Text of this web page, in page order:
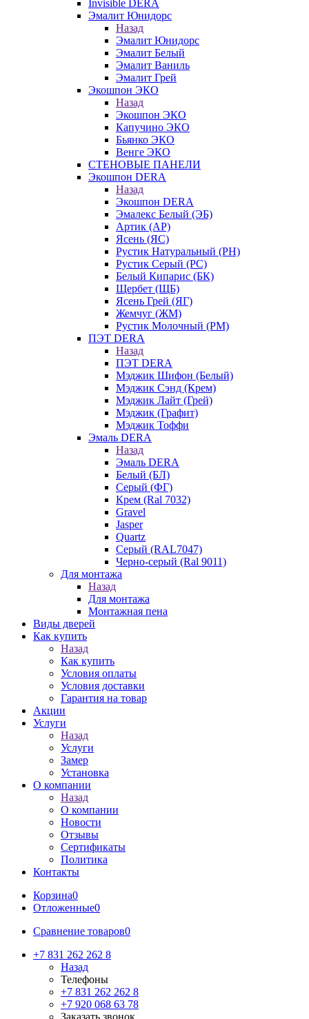
Invisible DERA
Эмалит Юнидорс
Назад
Эмалит Юнидорс
Эмалит Белый
Эмалит Ваниль
Эмалит Грей
Экошпон ЭКО
Назад
Экошпон ЭКО
Капучино ЭКО
Бьянко ЭКО
Венге ЭКО
СТЕНОВЫЕ ПАНЕЛИ
Экошпон DERA
Назад
Экошпон DERA
Эмалекс Белый (ЭБ)
Артик (АР)
Ясень (ЯС)
Рустик Натуральный (РН)
Рустик Серый (РС)
Белый Кипарис (БК)
Щербет (ЩБ)
Ясень Грей (ЯГ)
Жемчуг (ЖМ)
Рустик Молочный (РМ)
ПЭТ DERA
Назад
ПЭТ DERA
Мэджик Шифон (Белый)
Мэджик Сэнд (Крем)
Мэджик Лайт (Грей)
Мэджик (Графит)
Мэджик Тоффи
Эмаль DERA
Назад
Эмаль DERA
Белый (БЛ)
Серый (ФГ)
Крем (Ral 7032)
Gravel
Jasper
Quartz
Серый (RAL7047)
Черно-серый (Ral 9011)
Для монтажа
Назад
Для монтажа
Монтажная пена
Виды дверей
Как купить
Назад
Как купить
Условия оплаты
Условия доставки
Гарантия на товар
Акции
Услуги
Назад
Услуги
Замер
Установка
О компании
Назад
О компании
Новости
Отзывы
Сертификаты
Политика
Контакты
Корзина0
Отложенные0
Сравнение товаров0
+7 831 262 262 8
Назад
Телефоны
+7 831 262 262 8
+7 920 068 63 78
Заказать звонок